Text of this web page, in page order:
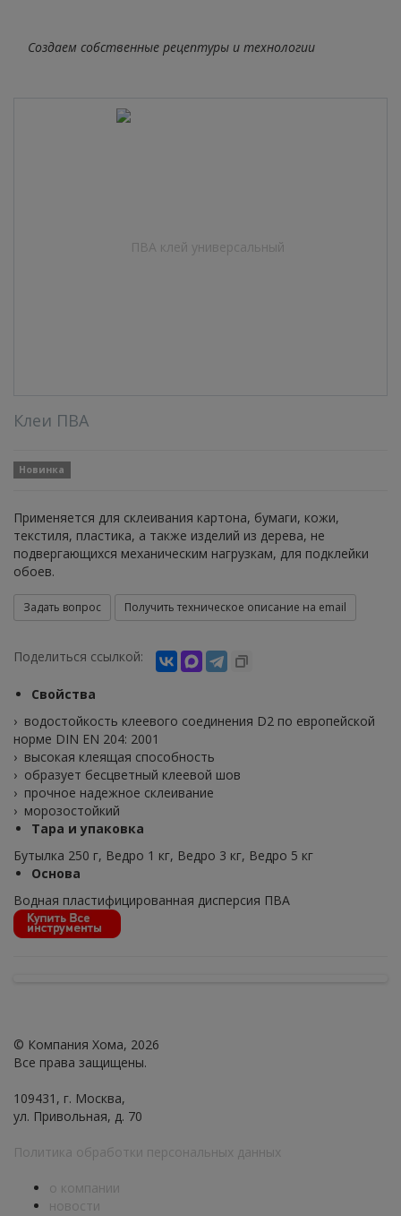
Создаем собственные рецептуры и технологии
Клеи ПВА
Новинка
Применяется для склеивания картона, бумаги, кожи,
текстиля, пластика, а также изделий из дерева, не
подвергающихся механическим нагрузкам, для подклейки
обоев.
Задать вопрос Получить техническое описание на email
Поделиться ссылкой:
Свойства
› водостойкость клеевого соединения D2 по европейской
норме DIN EN 204: 2001
› высокая клеящая способность
› образует бесцветный клеевой шов
› прочное надежное склеивание
› морозостойкий
Тара и упаковка
Бутылка 250 г, Ведро 1 кг, Ведро 3 кг, Ведро 5 кг
Основа
Водная пластифицированная дисперсия ПВА
© Компания Хома, 2026
Все права защищены.
109431, г. Москва,
ул. Привольная, д. 70
Политика обработки персональных данных
о компании
новости